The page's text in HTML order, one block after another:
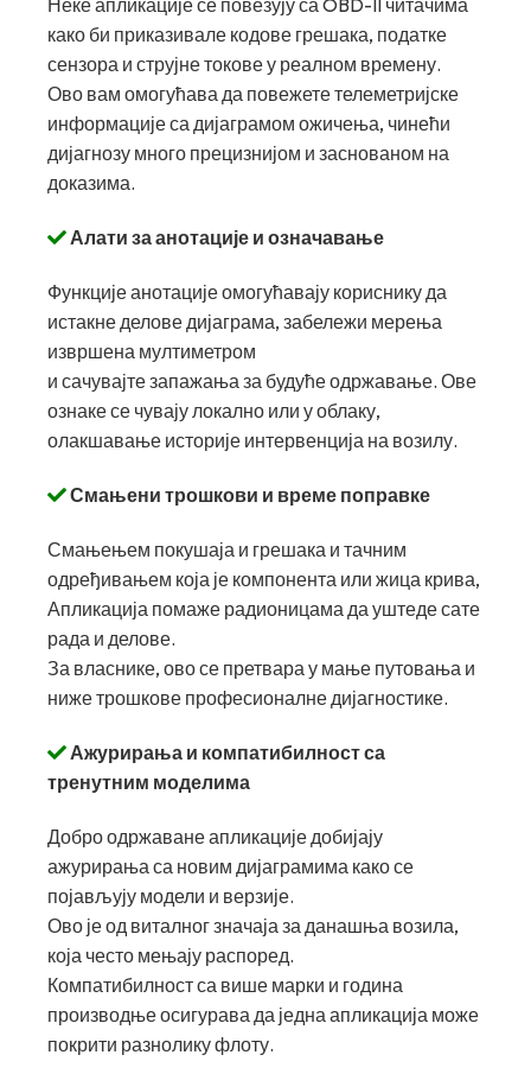
Неке апликације се повезују са OBD-II читачима
како би приказивале кодове грешака, податке
сензора и струјне токове у реалном времену.
Ово вам омогућава да повежете телеметријске
информације са дијаграмом ожичења, чинећи
дијагнозу много прецизнијом и заснованом на
доказима.
Алати за анотације и означавање
Функције анотације омогућавају кориснику да
истакне делове дијаграма, забележи мерења
извршена мултиметром
и сачувајте запажања за будуће одржавање. Ове
ознаке се чувају локално или у облаку,
олакшавање историје интервенција на возилу.
Смањени трошкови и време поправке
Смањењем покушаја и грешака и тачним
одређивањем која је компонента или жица крива,
Апликација помаже радионицама да уштеде сате
рада и делове.
За власнике, ово се претвара у мање путовања и
ниже трошкове професионалне дијагностике.
Ажурирања и компатибилност са
тренутним моделима
Добро одржаване апликације добијају
ажурирања са новим дијаграмима како се
појављују модели и верзије.
Ово је од виталног значаја за данашња возила,
која често мењају распоред.
Компатибилност са више марки и година
производње осигурава да једна апликација може
покрити разнолику флоту.